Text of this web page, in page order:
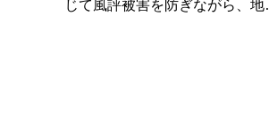
じて風評被害を防ぎながら、